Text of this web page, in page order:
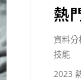
熱
資料分
技能
2023